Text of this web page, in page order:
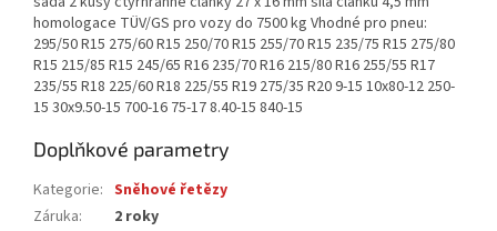
homologace TÜV/GS pro vozy do 7500 kg Vhodné pro pneu:
295/50 R15 275/60 R15 250/70 R15 255/70 R15 235/75 R15 275/80
R15 215/85 R15 245/65 R16 235/70 R16 215/80 R16 255/55 R17
235/55 R18 225/60 R18 225/55 R19 275/35 R20 9-15 10x80-12 250-
15 30x9.50-15 700-16 75-17 8.40-15 840-15
Doplňkové parametry
Kategorie: Sněhové řetězy
Záruka:
2 roky